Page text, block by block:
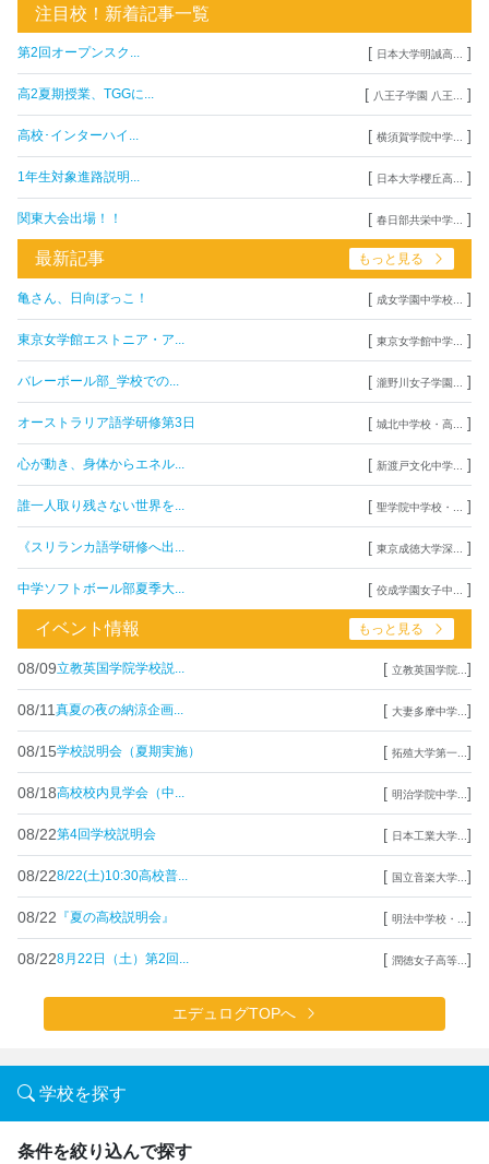
注目校！新着記事一覧
第2回オープンスク... [ 日本大学明誠高... ]
高2夏期授業、TGGに... [ 八王子学園 八王... ]
高校･インターハイ... [ 横須賀学院中学... ]
1年生対象進路説明... [ 日本大学櫻丘高... ]
関東大会出場！！ [ 春日部共栄中学... ]
最新記事 もっと見る
亀さん、日向ぼっこ！ [ 成女学園中学校... ]
東京女学館エストニア・ア... [ 東京女学館中学... ]
バレーボール部_学校での... [ 瀧野川女子学園... ]
オーストラリア語学研修第3日 [ 城北中学校・高... ]
心が動き、身体からエネル... [ 新渡戸文化中学... ]
誰一人取り残さない世界を... [ 聖学院中学校・... ]
《スリランカ語学研修へ出... [ 東京成徳大学深... ]
中学ソフトボール部夏季大... [ 佼成学園女子中... ]
イベント情報 もっと見る
08/09立教英国学院学校説... [ 立教英国学院... ]
08/11 真夏の夜の納涼企画... [ 大妻多摩中学... ]
08/15学校説明会（夏期実施） [ 拓殖大学第一... ]
08/18高校校内見学会（中... [ 明治学院中学... ]
08/22第4回学校説明会 [ 日本工業大学... ]
08/228/22(土)10:30高校普... [ 国立音楽大学... ]
08/22 『夏の高校説明会』 [ 明法中学校・... ]
08/228月22日（土）第2回... [ 潤徳女子高等... ]
エデュログTOPへ
学校を探す
条件を絞り込んで探す